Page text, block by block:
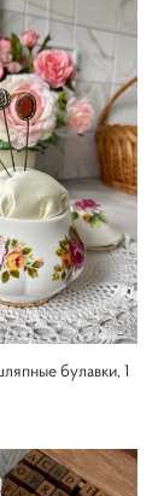
булавки, 1